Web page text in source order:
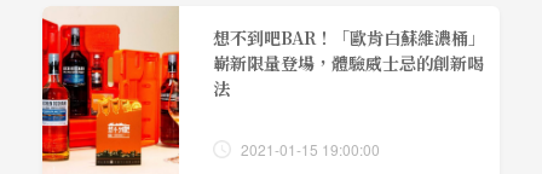
想不到吧BAR！「歐肯白蘇維濃桶」
嶄新限量登場，體驗威士忌的創新喝
法
2021-01-15 19:00:00